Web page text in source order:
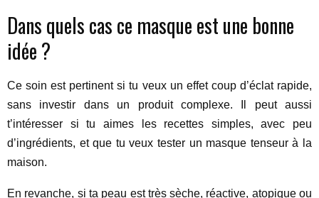
Dans quels cas ce masque est une bonne
idée ?
Ce soin est pertinent si tu veux un effet coup d’éclat rapide,
sans investir dans un produit complexe. Il peut aussi
t’intéresser si tu aimes les recettes simples, avec peu
d’ingrédients, et que tu veux tester un masque tenseur à la
maison.
En revanche, si ta peau est très sèche, réactive, atopique ou